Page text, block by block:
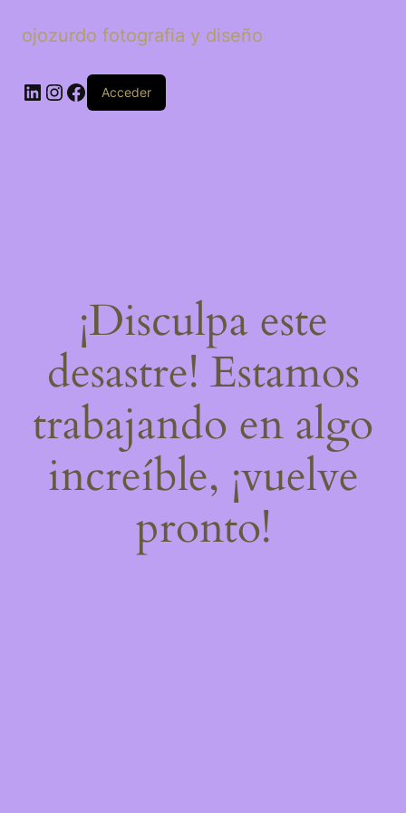
ojozurdo fotografia y diseño
LinkedIn
Instagram
Facebook
Acceder
¡Disculpa este
desastre! Estamos
trabajando en algo
increíble, ¡vuelve
pronto!